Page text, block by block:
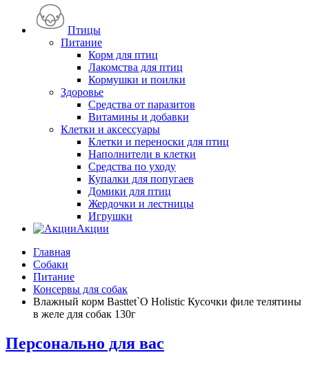
Птицы
Питание
Корм для птиц
Лакомства для птиц
Кормушки и поилки
Здоровье
Средства от паразитов
Витамины и добавки
Клетки и аксессуары
Клетки и переноски для птиц
Наполнители в клетки
Средства по уходу
Купалки для попугаев
Домики для птиц
Жердочки и лестницы
Игрушки
Акции
Главная
Собаки
Питание
Консервы для собак
Влажный корм Basttet`O Holistic Кусочки филе телятины
в желе для собак 130г
Персонально для вас